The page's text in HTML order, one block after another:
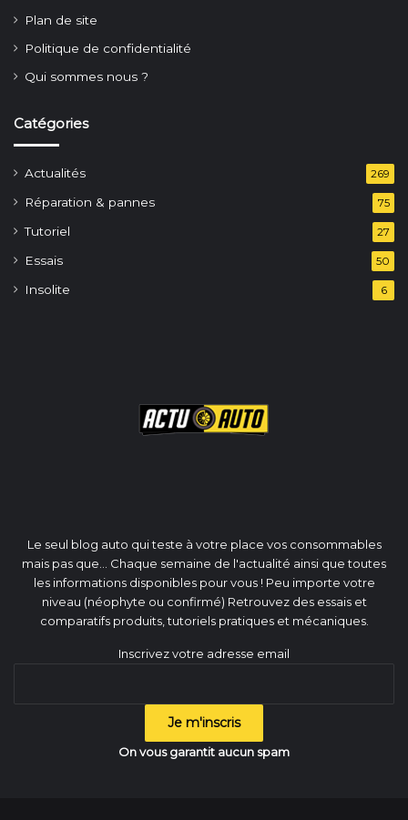
Plan de site
Politique de confidentialité
Qui sommes nous ?
Catégories
Actualités 269
Réparation & pannes 75
Tutoriel 27
Essais 50
Insolite 6
Le seul blog auto qui teste à votre place vos consommables
mais pas que... Chaque semaine de l'actualité ainsi que toutes
les informations disponibles pour vous ! Peu importe votre
niveau (néophyte ou confirmé) Retrouvez des essais et
comparatifs produits, tutoriels pratiques et mécaniques.
Inscrivez votre adresse email
On vous garantit aucun spam